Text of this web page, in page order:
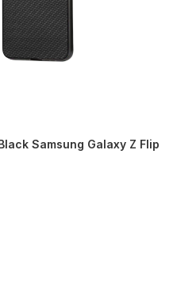
Samsung Galaxy Z Flip